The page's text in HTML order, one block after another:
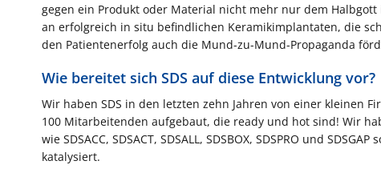
gegen ein Produkt oder Material nicht mehr nur dem
an erfolgreich in situ befindlichen Keramikimplantaten, die
den Patientenerfolg auch die Mund-zu-Mund-Propaganda
Wie bereitet sich SDS auf diese Entwicklung vor?
Wir haben SDS in den letzten zehn Jahren von einer kleinen
100 Mitarbeitenden aufgebaut, die ready und hot sind! Wir
wie SDSACC, SDSACT, SDSALL, SDSBOX, SDSPRO und
katalysiert.